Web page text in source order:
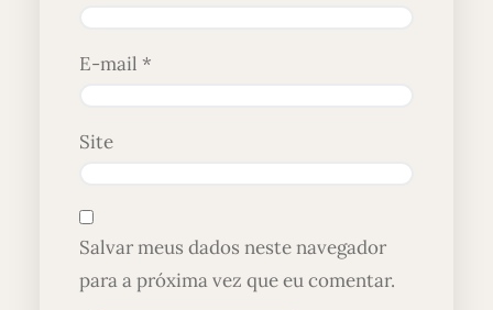
E-mail *
Site
Salvar meus dados neste navegador
para a próxima vez que eu comentar.